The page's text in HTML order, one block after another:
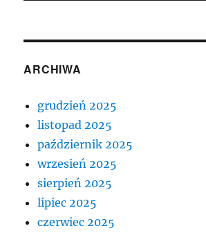
ARCHIWA
grudzień 2025
listopad 2025
październik 2025
wrzesień 2025
sierpień 2025
lipiec 2025
czerwiec 2025